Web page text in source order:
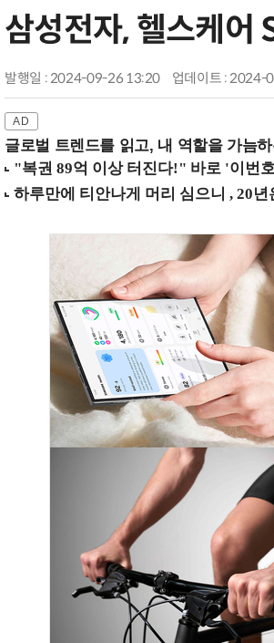
삼성전자, 헬스케
발행일 : 2024-09-26 13:20 업데이트 : 2024-
글로벌 트렌드를 읽고, 내 역할을 가늠